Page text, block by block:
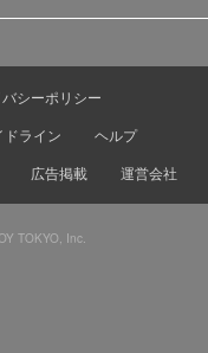
シーポリシー
ドライン
ヘルプ
広告掲載 運営会社
TOKYO, Inc.